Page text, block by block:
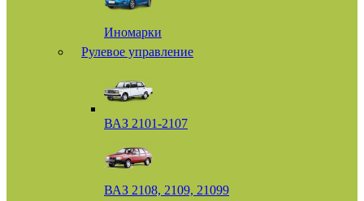
Иномарки
Рулевое управление
ВАЗ 2101-2107
ВАЗ 2108, 2109, 21099